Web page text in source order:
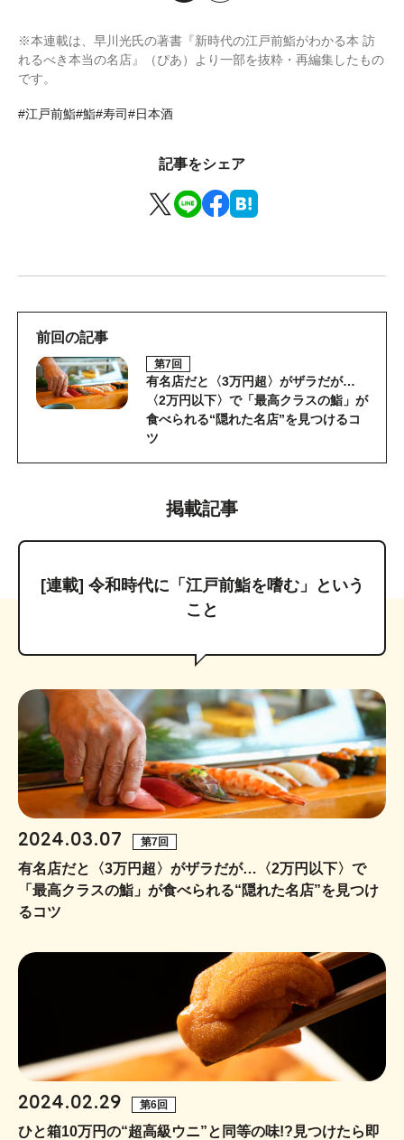
※本連載は、早川光氏の著書『新時代の江戸前鮨がわかる本 訪
れるべき本当の名店』（ぴあ）より一部を抜粋・再編集したもの
です。
#江戸前鮨#鮨#寿司#日本酒
記事をシェア
前回の記事
第7回
有名店だと〈3万円超〉がザラだが…
〈2万円以下〉で「最高クラスの鮨」が
食べられる“隠れた名店”を見つけるコ
ツ
掲載記事
[連載] 令和時代に「江戸前鮨を嗜む」という
こと
2024.03.07 第7回
有名店だと〈3万円超〉がザラだが…〈2万円以下〉で
「最高クラスの鮨」が食べられる“隠れた名店”を見つけ
るコツ
2024.02.29 第6回
ひと箱10万円の“超高級ウニ”と同等の味!?見つけたら即